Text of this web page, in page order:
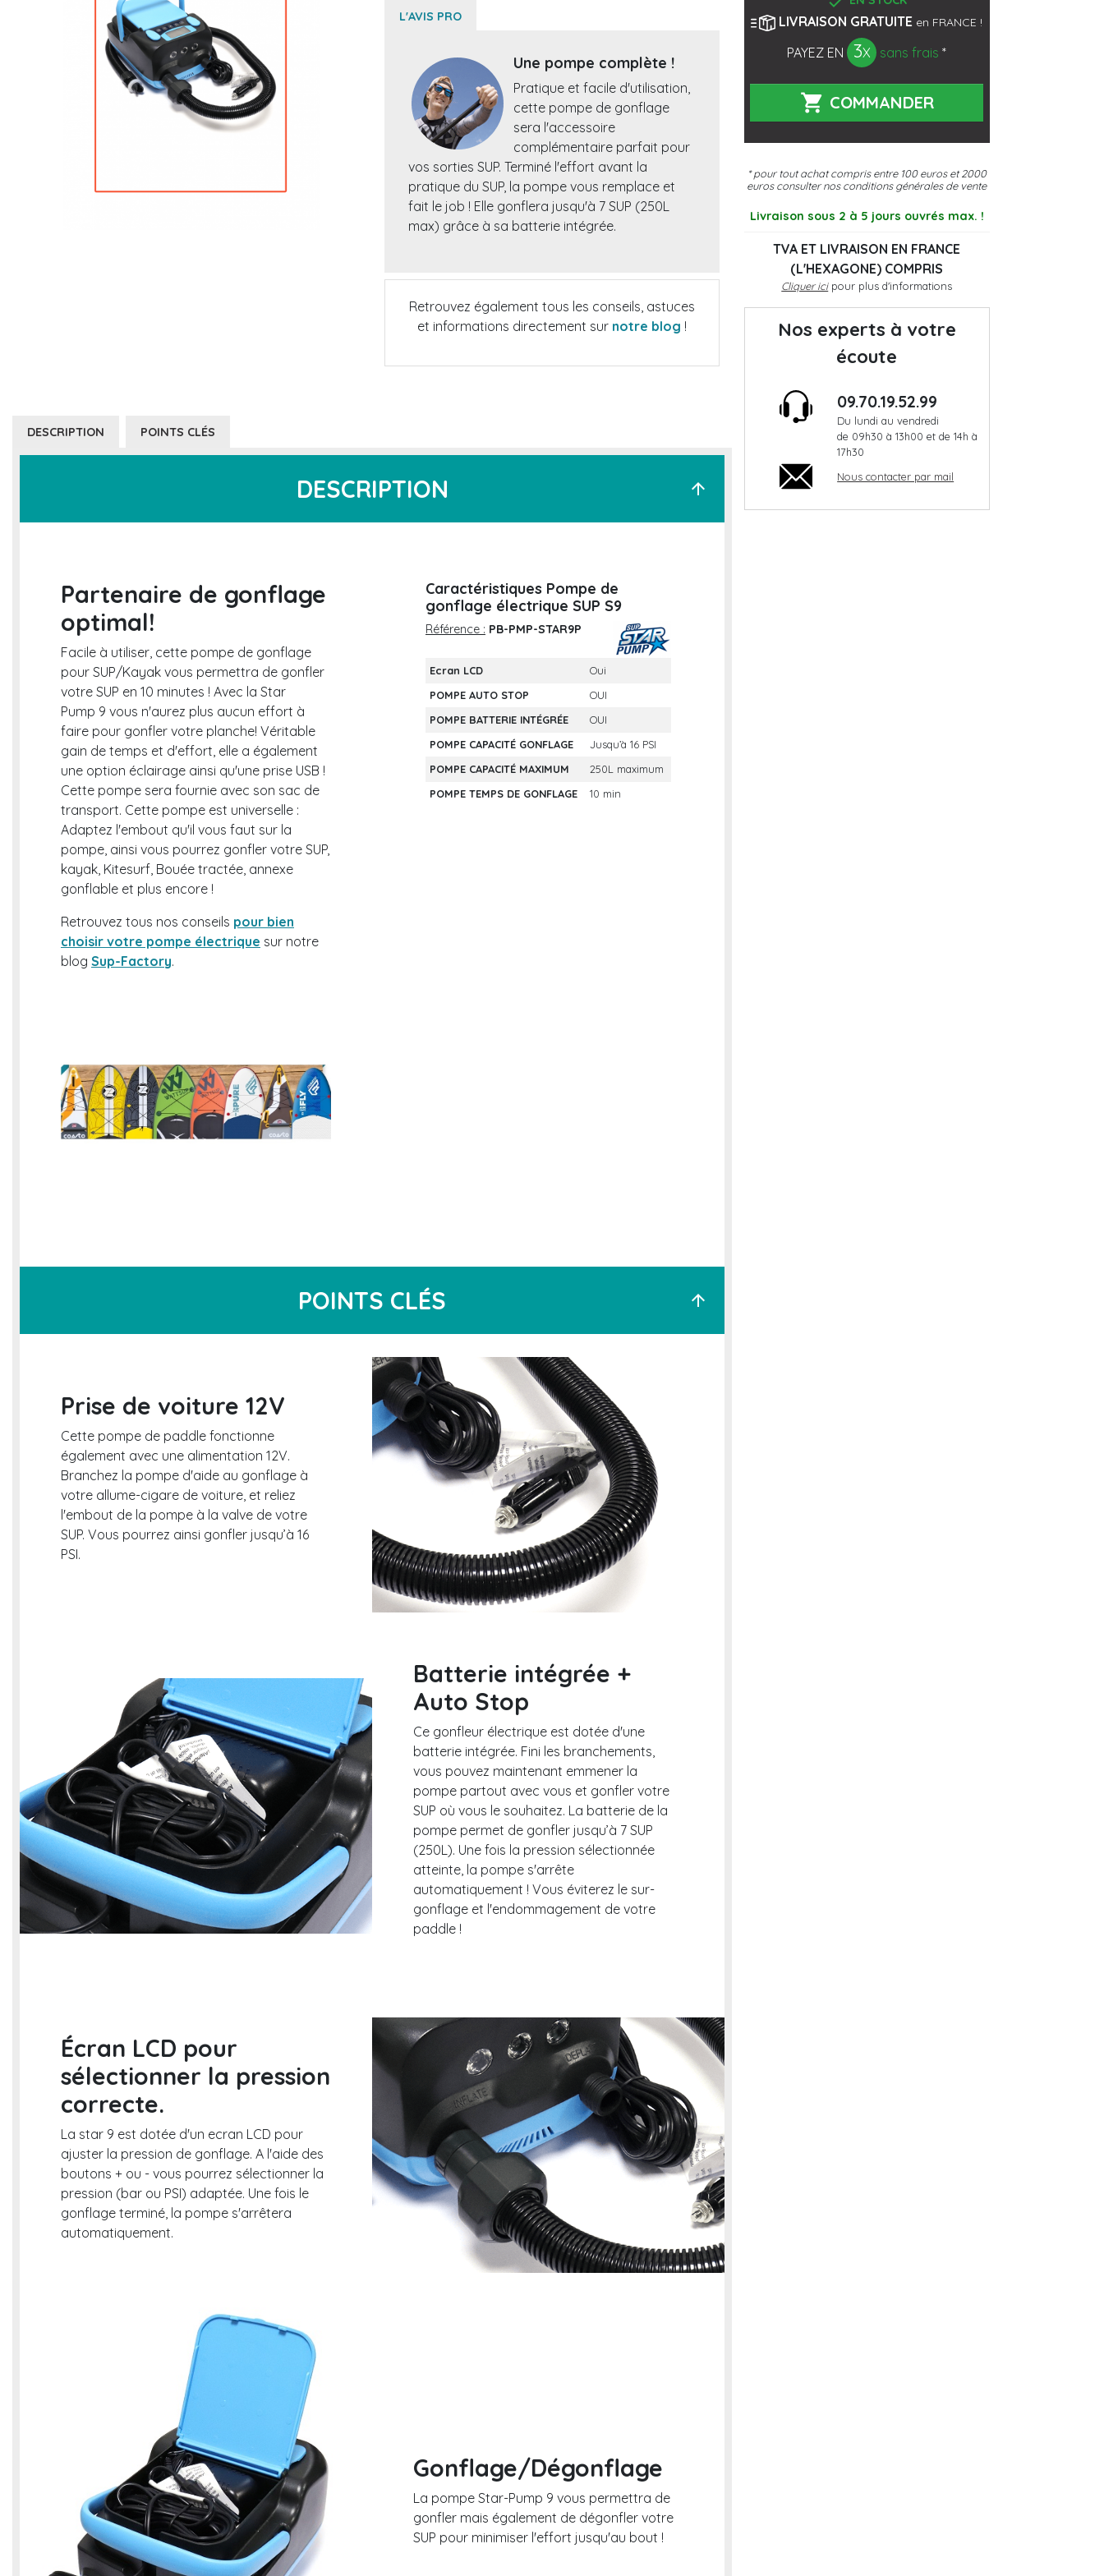
L'AVIS PRO
Une pompe complète !
Pratique et facile d'utilisation,
cette pompe de gonflage
sera l'accessoire
complémentaire parfait pour
vos sorties SUP. Terminé l'effort avant la
pratique du SUP, la pompe vous remplace et
fait le job ! Elle gonflera jusqu'à 7 SUP (250L
max) grâce à sa batterie intégrée.
Retrouvez également tous les conseils, astuces
et informations directement sur notre blog !
DESCRIPTION POINTS CLÉS
DESCRIPTION arrow_upward
Partenaire de gonflage
optimal!
Facile à utiliser, cette pompe de gonflage
pour SUP/Kayak vous permettra de gonfler
votre SUP en 10 minutes ! Avec la Star
Pump 9 vous n'aurez plus aucun effort à
faire pour gonfler votre planche! Véritable
gain de temps et d'effort, elle a également
une option éclairage ainsi qu'une prise USB !
Cette pompe sera fournie avec son sac de
transport. Cette pompe est universelle :
Adaptez l'embout qu'il vous faut sur la
pompe, ainsi vous pourrez gonfler votre SUP,
kayak, Kitesurf, Bouée tractée, annexe
gonflable et plus encore !
Retrouvez tous nos conseils pour bien
choisir votre pompe électrique sur notre
blog Sup-Factory.
Caractéristiques Pompe de
gonflage électrique SUP S9
Référence : PB-PMP-STAR9P
Ecran LCD
Oui
POMPE AUTO STOP
OUI
POMPE BATTERIE INTÉGRÉE
OUI
POMPE CAPACITÉ GONFLAGE
Jusqu’à 16 PSI
POMPE CAPACITÉ MAXIMUM
250L maximum
POMPE TEMPS DE GONFLAGE
10 min
POINTS CLÉS arrow_upward
Prise de voiture 12V
Cette pompe de paddle fonctionne
également avec une alimentation 12V.
Branchez la pompe d'aide au gonflage à
votre allume-cigare de voiture, et reliez
l'embout de la pompe à la valve de votre
SUP. Vous pourrez ainsi gonfler jusqu’à 16
PSI.
Batterie intégrée +
Auto Stop
Ce gonfleur électrique est dotée d'une
batterie intégrée. Fini les branchements,
vous pouvez maintenant emmener la
pompe partout avec vous et gonfler votre
SUP où vous le souhaitez. La batterie de la
pompe permet de gonfler jusqu’à 7 SUP
(250L). Une fois la pression sélectionnée
atteinte, la pompe s'arrête
automatiquement ! Vous éviterez le sur-
gonflage et l'endommagement de votre
paddle !
Écran LCD pour
sélectionner la pression
correcte.
La star 9 est dotée d'un ecran LCD pour
ajuster la pression de gonflage. A l'aide des
boutons + ou - vous pourrez sélectionner la
pression (bar ou PSI) adaptée. Une fois le
gonflage terminé, la pompe s'arrêtera
automatiquement.
Gonflage/Dégonflage
La pompe Star-Pump 9 vous permettra de
gonfler mais également de dégonfler votre
SUP pour minimiser l'effort jusqu'au bout !
LIVRAISON GRATUITE en FRANCE !
PAYEZ EN 3X sans frais *
 COMMANDER
* pour tout achat compris entre 100 euros et 2000
eurosconsulter nos conditions générales de vente
Livraison sous 2 à 5 jours ouvrés max. !
TVA ET LIVRAISON EN FRANCE
(L'HEXAGONE) COMPRIS
Cliquer icipour plus d'informations
Nos experts à votre
écoute
09.70.19.52.99
Du lundi au vendredi
de 09h30 à 13h00 et de 14h à
17h30
Nous contacter par mail